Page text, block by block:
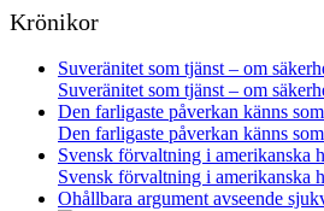
Krönikor
Suveränitet som tjänst – om
Suveränitet som tjänst – om
Den farligaste påverkan känns
Den farligaste påverkan känns
Svensk förvaltning i amerikanska
Svensk förvaltning i amerikanska
Ohållbara argument avseende